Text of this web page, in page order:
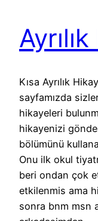
Kısa Ayrılık
sayfamızda
hikayeleri
hikayenizi
bölümünü
Onu ilk okul
beri ondan çok
etkilenmis ama
sonra bnm msn